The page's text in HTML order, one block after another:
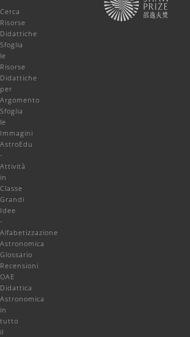
Cerca
Risorse
Didattiche
Sfoglia
le
Risorse
Didattiche
per
Argomento
Sfoglia
le
Immagini
AstroEdu
-
Attività
in
Classe
Grandi
Idee
-
Alfabetizzazione
Astronomica
Glossario
Recensioni
OAE
Didattica
Astronomica
in
tutto
il